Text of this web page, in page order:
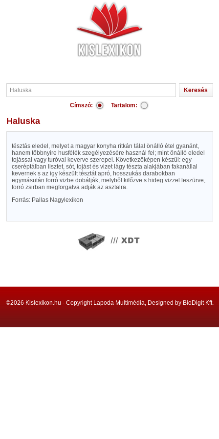
Címszó: Tartalom:
Haluska
tésztás eledel, melyet a magyar konyha ritkán tálal önálló étel gyanánt,
hanem többnyire husfélék szegélyezésére használ fel; mint önálló eledel
tojással vagy turóval keverve szerepel. Következőképen készül: egy
cseréptálban lisztet, sót, tojást és vizet lágy tészta alakjában fakanállal
kevernek s az igy készült tésztát apró, hosszukás darabokban
egymásután forró vizbe dobálják, melyből kifőzve s hideg vizzel leszürve,
forró zsirban megforgatva adják az asztalra.
Forrás: Pallas Nagylexikon
©2026 Kislexikon.hu - Copyright Lapoda Multimédia, Designed by BioDigit Kft.